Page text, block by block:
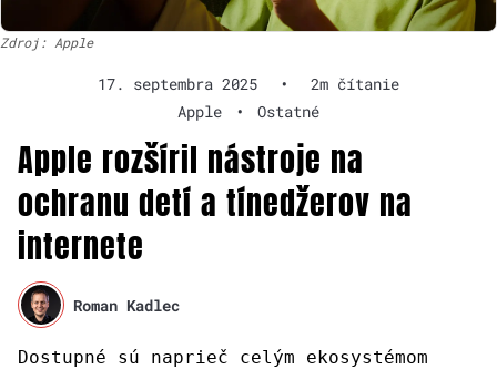
Zdroj: Apple
17. septembra 2025 •
2m čítanie
Apple
• Ostatné
Apple rozšíril nástroje na
ochranu detí a tínedžerov na
internete
Roman Kadlec
Dostupné sú naprieč celým ekosystémom